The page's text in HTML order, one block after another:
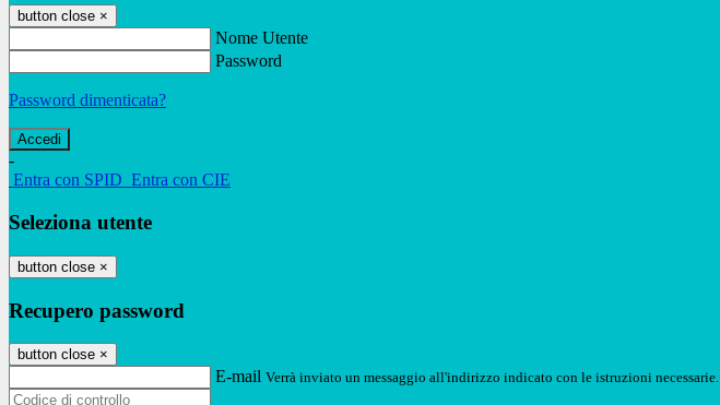
button close ×
Nome Utente
Password
Password dimenticata?
-
Entra con SPID Entra con CIE
Seleziona utente
button close ×
Recupero password
button close ×
E-mail Verrà inviato un messaggio all'indirizzo indicato con le istruzioni necessarie.